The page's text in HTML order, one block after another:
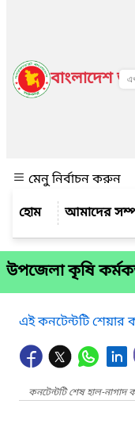
বাংলাদেশ
মেনু নির্বাচন করুন
আমাদের
উপজেলা কৃষি
এই কনটেন্টটি
কনটেন্টটি শেষ হাল-